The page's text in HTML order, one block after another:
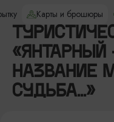
Карты и брошюры
«ЯНТАРНЫЙ
НАЗВАНИЕ
СУДЬБА...»